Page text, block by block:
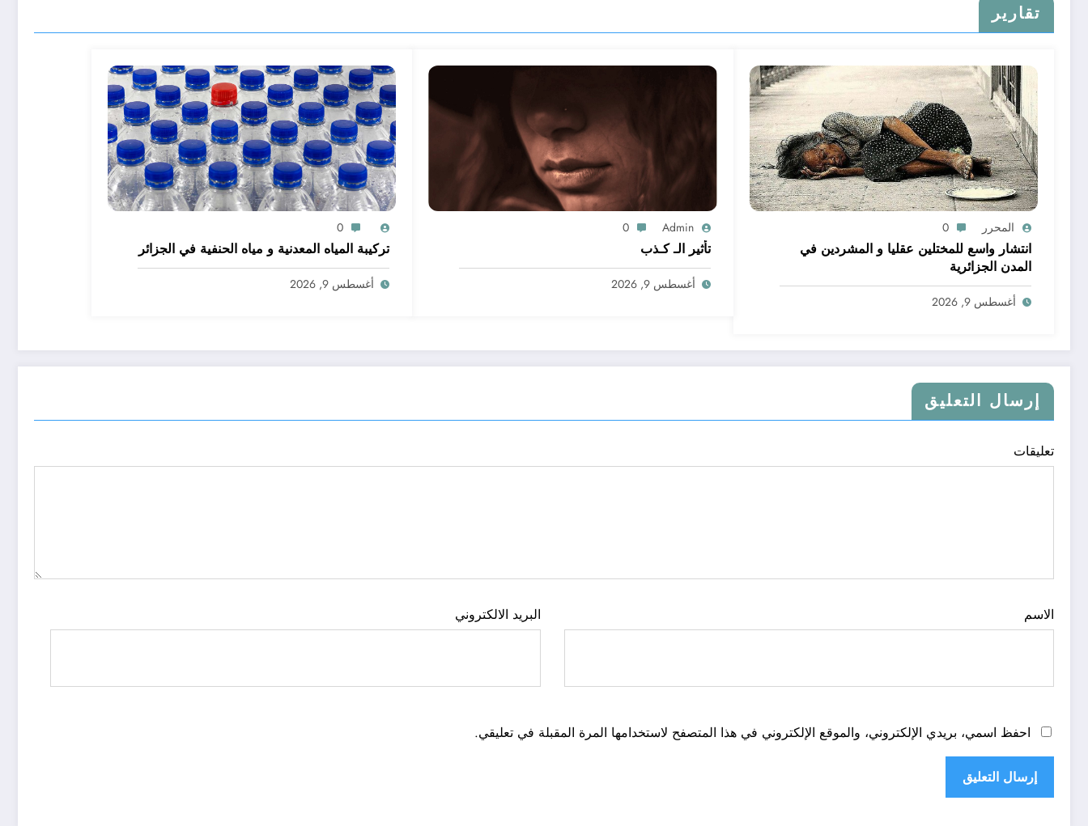
تقارير
المحرر 0
انتشار واسع للمختلين عقليا و المشردين في
المدن الجزائرية
أغسطس 9, 2026
Admin
0
تأثير الـ كـذب
أغسطس 9, 2026
0
تركيبة المياه المعدنية و مياه الحنفية في الجزائر
أغسطس 9, 2026
إرسال التعليق
تعليقات
الاسم البريد الالكتروني
احفظ اسمي، بريدي الإلكتروني، والموقع الإلكتروني في هذا المتصفح لاستخدامها المرة المقبلة في تعليقي.